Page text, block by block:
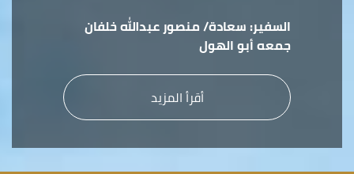
السفير: سعادة/ منصور عبدالله خلفان
جمعه أبو الهول
أقرأ المزيد